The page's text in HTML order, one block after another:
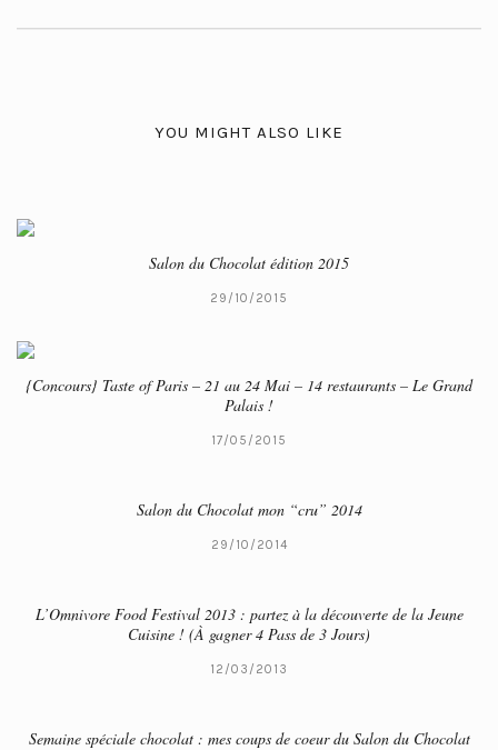
YOU MIGHT ALSO LIKE
Salon du Chocolat édition 2015
29/10/2015
{Concours} Taste of Paris – 21 au 24 Mai – 14 restaurants – Le Grand
Palais !
17/05/2015
Salon du Chocolat mon “cru” 2014
29/10/2014
L’Omnivore Food Festival 2013 : partez à la découverte de la Jeune
Cuisine ! (À gagner 4 Pass de 3 Jours)
12/03/2013
Semaine spéciale chocolat : mes coups de coeur du Salon du Chocolat